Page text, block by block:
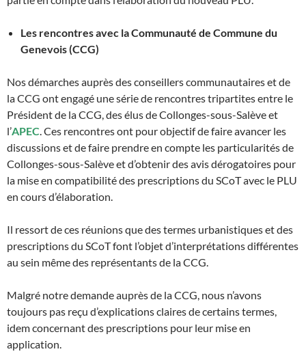
Les rencontres avec la Communauté de Commune du
Genevois (CCG)
Nos démarches auprès des conseillers communautaires et de
la CCG ont engagé une série de rencontres tripartites entre le
Président de la CCG, des élus de Collonges-sous-Salève et
l’APEC . Ces rencontres ont pour objectif de faire avancer les
discussions et de faire prendre en compte les particularités de
Collonges-sous-Salève et d’obtenir des avis dérogatoires pour
la mise en compatibilité des prescriptions du SCoT avec le PLU
en cours d’élaboration.
Il ressort de ces réunions que des termes urbanistiques et des
prescriptions du SCoT font l’objet d’interprétations différentes
au sein même des représentants de la CCG.
Malgré notre demande auprès de la CCG, nous n’avons
toujours pas reçu d’explications claires de certains termes,
idem concernant des prescriptions pour leur mise en
application.